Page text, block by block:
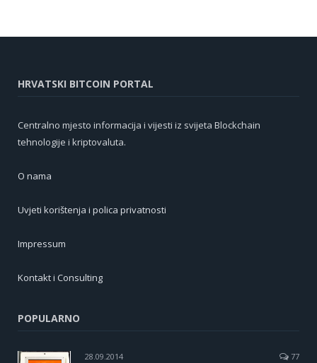
HRVATSKI BITCOIN PORTAL
Centralno mjesto informacija i vijesti iz svijeta Blockchain
tehnologije i kriptovaluta.
O nama
Uvjeti korištenja i polica privatnosti
Impressum
Kontakt i Consulting
POPULARNO
28.09.2014 77